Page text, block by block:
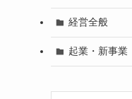
経営全般
起業・新事業